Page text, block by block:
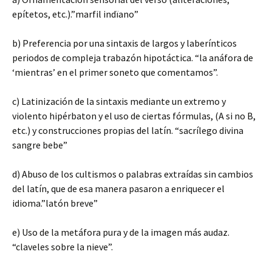
epítetos, etc.).”marfil indïano”
b) Preferencia por una sintaxis de largos y laberínticos
periodos de compleja trabazón hipotáctica. “la anáfora de
‘mientras’ en el primer soneto que comentamos”.
c) Latinización de la sintaxis mediante un extremo y
violento hipérbaton y el uso de ciertas fórmulas, (A si no B,
etc.) y construcciones propias del latín. “sacrílego divina
sangre bebe”
d) Abuso de los cultismos o palabras extraídas sin cambios
del latín, que de esa manera pasaron a enriquecer el
idioma.”latón breve”
e) Uso de la metáfora pura y de la imagen más audaz.
“claveles sobre la nieve”.